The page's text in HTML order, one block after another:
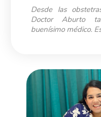
Desde las
DoctorAburto
buenísimo médico.